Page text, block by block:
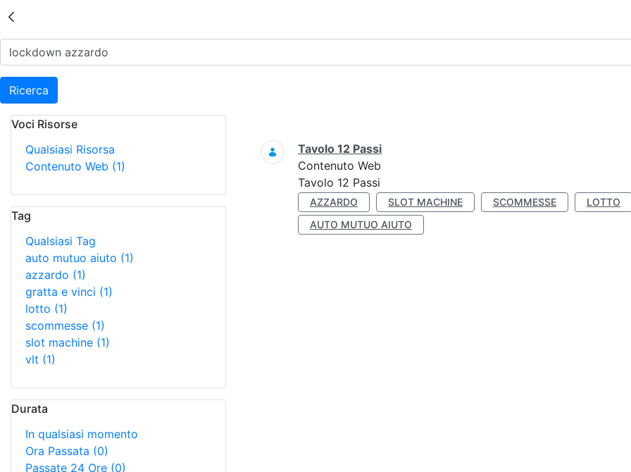
Risultati della Ricerca - Archivio
Ricerca
Voci Risorse
Qualsiasi Risorsa
Contenuto Web (1)
Tag
Qualsiasi Tag
auto mutuo aiuto (1)
azzardo (1)
gratta e vinci (1)
lotto (1)
scommesse (1)
slot machine (1)
vlt (1)
Durata
In qualsiasi momento
Ora Passata (0)
Passate 24 Ore (0)
Ricerca
Tavolo 12 Passi
Contenuto Web
Tavolo 12 Passi
AZZARDO SLOT MACHINE SCOMMESSE
LOTTO
AUTO MUTUO AIUTO